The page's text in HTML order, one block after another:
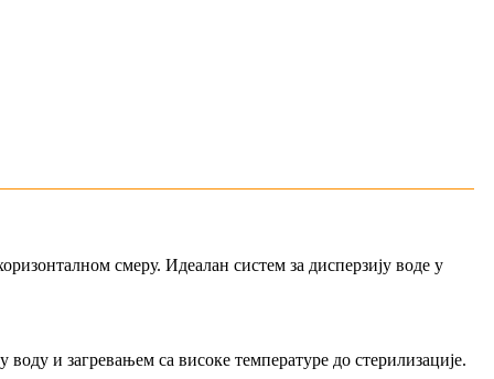
смеру. Идеалан систем за дисперзију воде у
и загревањем са високе температуре до стерилизације.